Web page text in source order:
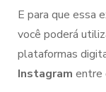
E para que essa
você poderá
plataformas
Instagram entre